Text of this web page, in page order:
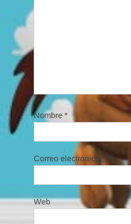
Nombre*
Correo electrónico *
Web